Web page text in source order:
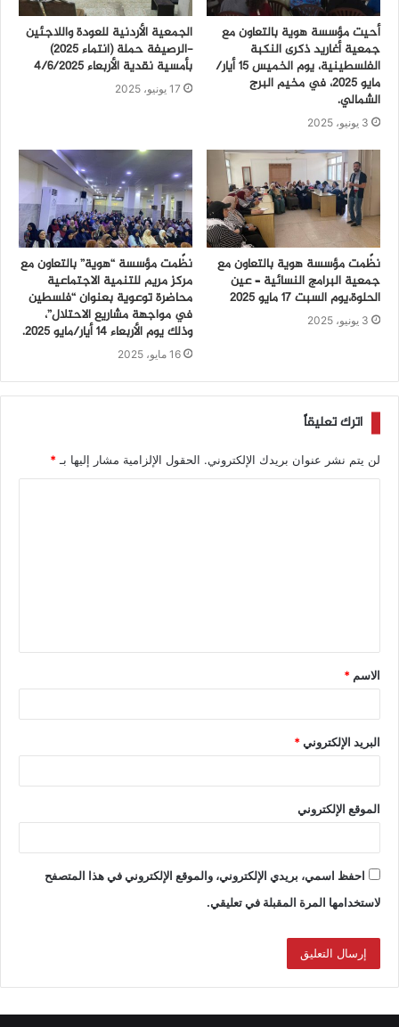
أحيت مؤسسة هوية بالتعاون مع
جمعية أغاريد ذكرى النكبة
الفلسطينية، يوم الخميس 15 أيار/
مايو 2025، في مخيم البرج
الشمالي.
3 يونيو، 2025
الجمعية الأردنية للعودة واللاجئين
-الرصيفة حملة (انتماء ٢٠٢٥)
بأمسية نقدية الأربعاء ٤/٦/٢٠٢٥
17 يونيو، 2025
نظّمت مؤسسة هوية بالتعاون مع
جمعية البرامج النسائية – عين
الحلوة،يوم السبت 17 مايو 2025
3 يونيو، 2025
نظّمت مؤسسة “هوية” بالتعاون مع
مركز مريم للتنمية الاجتماعية
محاضرة توعوية بعنوان “فلسطين
في مواجهة مشاريع الاحتلال”،
وذلك يوم الأربعاء 14 أيار/مايو 2025.
16 مايو، 2025
اترك تعليقاً
لن يتم نشر عنوان بريدك الإلكتروني. الحقول الإلزامية مشار إليها بـ *
الاسم *
البريد الإلكتروني*
الموقع الإلكتروني
احفظ اسمي، بريدي الإلكتروني، والموقع الإلكتروني في هذا المتصفح
لاستخدامها المرة المقبلة في تعليقي.